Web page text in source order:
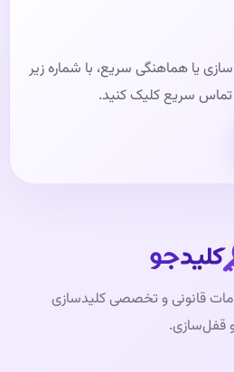
یا هماهنگی سریع، با شماره زیر
تماس سریع کلیک کنید.
قانونی و تخصصی کلیدسازی
قفل‌سازی.